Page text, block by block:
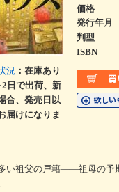
況 ：在庫あり
2日で出荷、新
合、発売日以
届けになりま
価格
発行年月
判型
ISBN
い祖父の戸籍――祖母の予